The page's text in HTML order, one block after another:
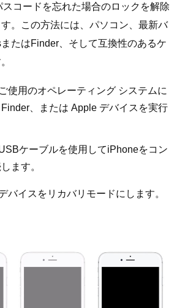
コードを忘れた場合のロックを解除
。この方法には、パソコン、最新バ
たはFinder、そして互換性のあるケ
ご使用のオペレーティング システムに
、または Apple デバイスを実行
ケーブルを使用してiPhoneをコン
ます。
バイスをリカバリモードにします。